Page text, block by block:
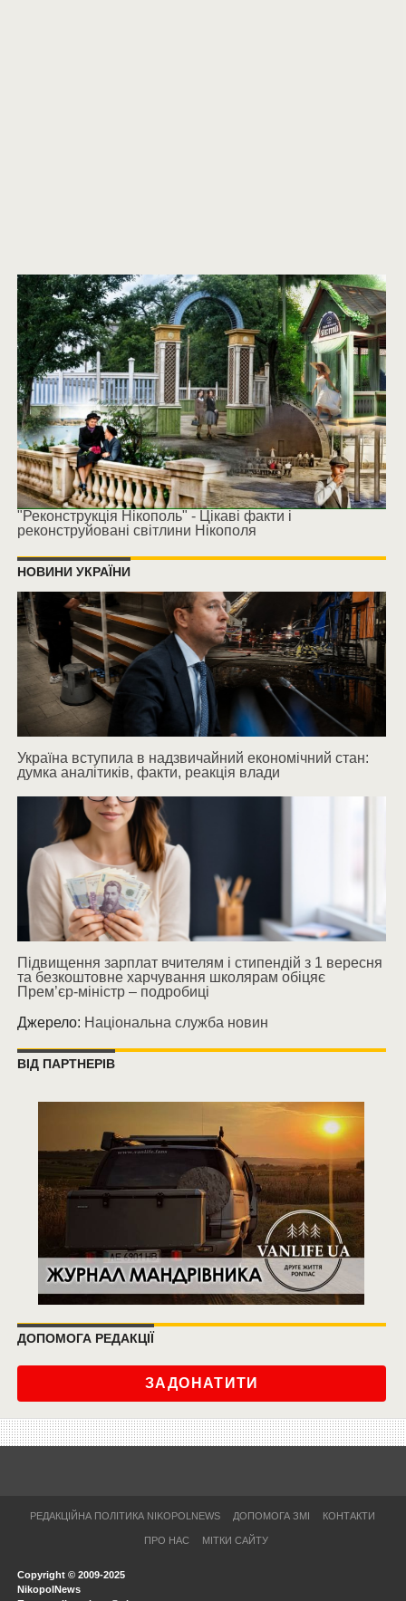
"Реконструкція Нікополь" - Цікаві факти і
реконструйовані світлини Нікополя
НОВИНИ УКРАЇНИ
Україна вступила в надзвичайний економічний стан:
думка аналітиків, факти, реакція влади
Підвищення зарплат вчителям і стипендій з 1 вересня
та безкоштовне харчування школярам обіцяє
Прем’єр-міністр – подробиці
Джерело: Національна служба новин
ВІД ПАРТНЕРІВ
ДОПОМОГА РЕДАКЦІЇ
ЗАДОНАТИТИ
РЕДАКЦІЙНА ПОЛІТИКА NIKOPOLNEWS ДОПОМОГА ЗМІ КОНТАКТИ
ПРО НАС МІТКИ САЙТУ
Copyright © 2009-2025
NikopolNews